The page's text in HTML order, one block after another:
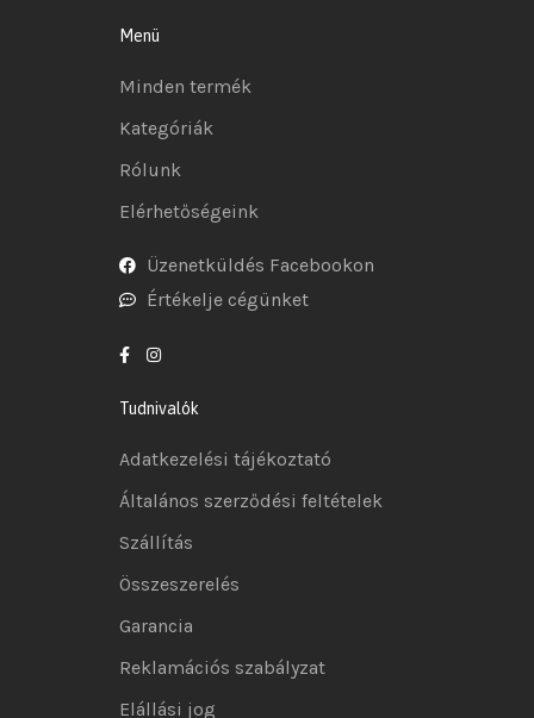
Menü
Minden termék
Kategóriák
Rólunk
Elérhetőségeink
Üzenetküldés Facebookon
Értékelje cégünket
Tudnivalók
Adatkezelési tájékoztató
Általános szerződési feltételek
Szállítás
Összeszerelés
Garancia
Reklamációs szabályzat
Elállási jog